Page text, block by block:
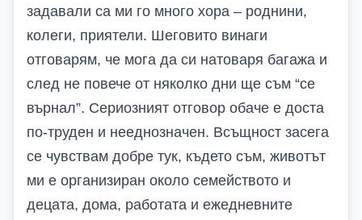
задавали са ми го много хора – роднини,
колеги, приятели. Шеговито винаги
отговарям, че мога да си натоваря багажа и
след не повече от няколко дни ще съм “се
върнал”. Сериозният отговор обаче е доста
по-труден и нееднозначен. Всъщност засега
се чувствам добре тук, където съм, животът
ми е организиран около семейството и
децата, дома, работата и ежедневните